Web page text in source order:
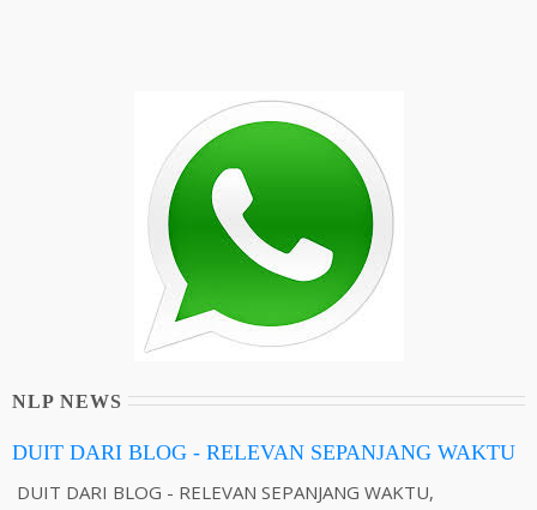
NLP NEWS
DUIT DARI BLOG - RELEVAN SEPANJANG WAKTU
DUIT DARI BLOG - RELEVAN SEPANJANG WAKTU,